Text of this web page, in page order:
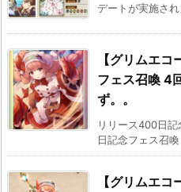
デートが実施さ
【グリムエ
フェス召喚 4
ず。。
リリース400日
日記念フェス召
【グリムエ